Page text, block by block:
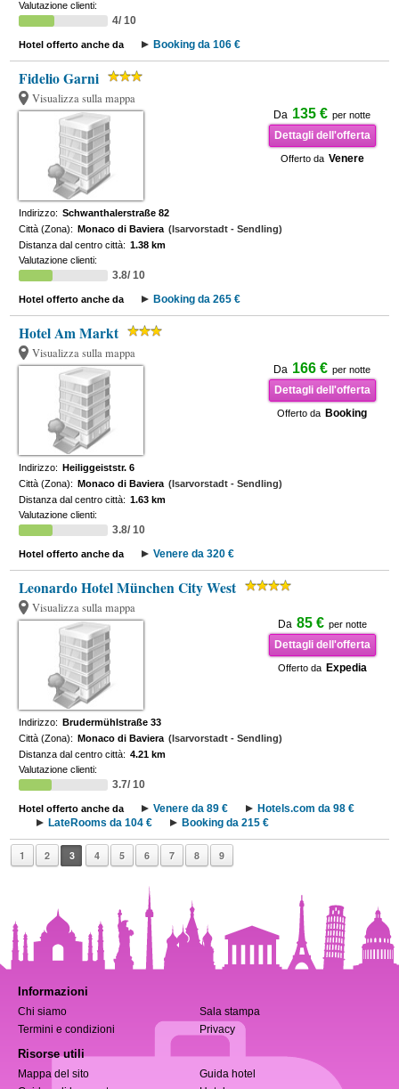
Valutazione clienti:
4/ 10
Hotel offerto anche da Booking da 106 €
Fidelio Garni
Visualizza sulla mappa
Da 135 € per notte
Dettagli dell'offerta
Offerto da Venere
Indirizzo: Schwanthalerstraße 82
Città (Zona): Monaco di Baviera (Isarvorstadt - Sendling)
Distanza dal centro città: 1.38 km
Valutazione clienti:
3.8/ 10
Hotel offerto anche da Booking da 265 €
Hotel Am Markt
Visualizza sulla mappa
Da 166 € per notte
Dettagli dell'offerta
Offerto da Booking
Indirizzo: Heiliggeiststr. 6
Città (Zona): Monaco di Baviera (Isarvorstadt - Sendling)
Distanza dal centro città: 1.63 km
Valutazione clienti:
3.8/ 10
Hotel offerto anche da Venere da 320 €
Leonardo Hotel München City West
Visualizza sulla mappa
Da 85 € per notte
Dettagli dell'offerta
Offerto da Expedia
Indirizzo: Brudermühlstraße 33
Città (Zona): Monaco di Baviera (Isarvorstadt - Sendling)
Distanza dal centro città: 4.21 km
Valutazione clienti:
3.7/ 10
Hotel offerto anche da Venere da 89 €
Hotels.com da 98 €
LateRooms da 104 €
Booking da 215 €
1 2 3 4 5 6 7 8 9
Informazioni
Chi siamo
Sala stampa
Termini e condizioni
Privacy
Risorse utili
Mappa del sito
Guida hotel